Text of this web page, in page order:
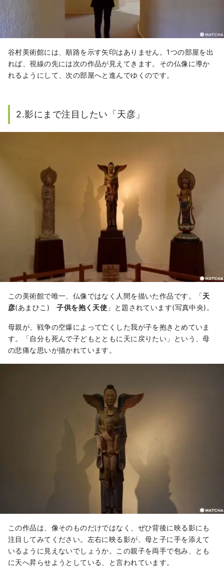
谷村美術館には、順路を示す矢印はありません。1つの部屋を出
れば、視線の先には次の作品が見えてきます。その仏像に導か
れるようにして、次の部屋へと進んでゆくのです。
2.影にまで注目したい「天彦」
この美術館で唯一、仏像ではなく人間を描いた作品です。「天
彦(あまひこ)子供を抱く天使 」と題されています(写真中央)。
母親が、戦争の空爆によって亡くした我が子を抱きとめていま
す。「自分も死んで子どもとともに天に戻りたい」という、母
の悲痛な思いが描かれています。
この作品は、像そのものだけではなく、ぜひ背後に映る影にも
注目してみてください。左右に映る影が、母と子に手を添えて
いるように見えないでしょうか。この親子を両手で包み、とも
に天へ昇らせようとしている、と言われています。